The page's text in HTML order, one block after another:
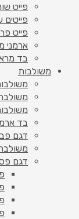
פייט
פייטים
פייט
ארמני
בד
משולבות
משולבות
בד
דגם פבלה
משולבת
דגם